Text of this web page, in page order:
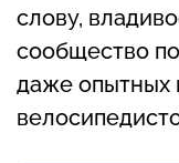
слову,
сообщество
даже опытных